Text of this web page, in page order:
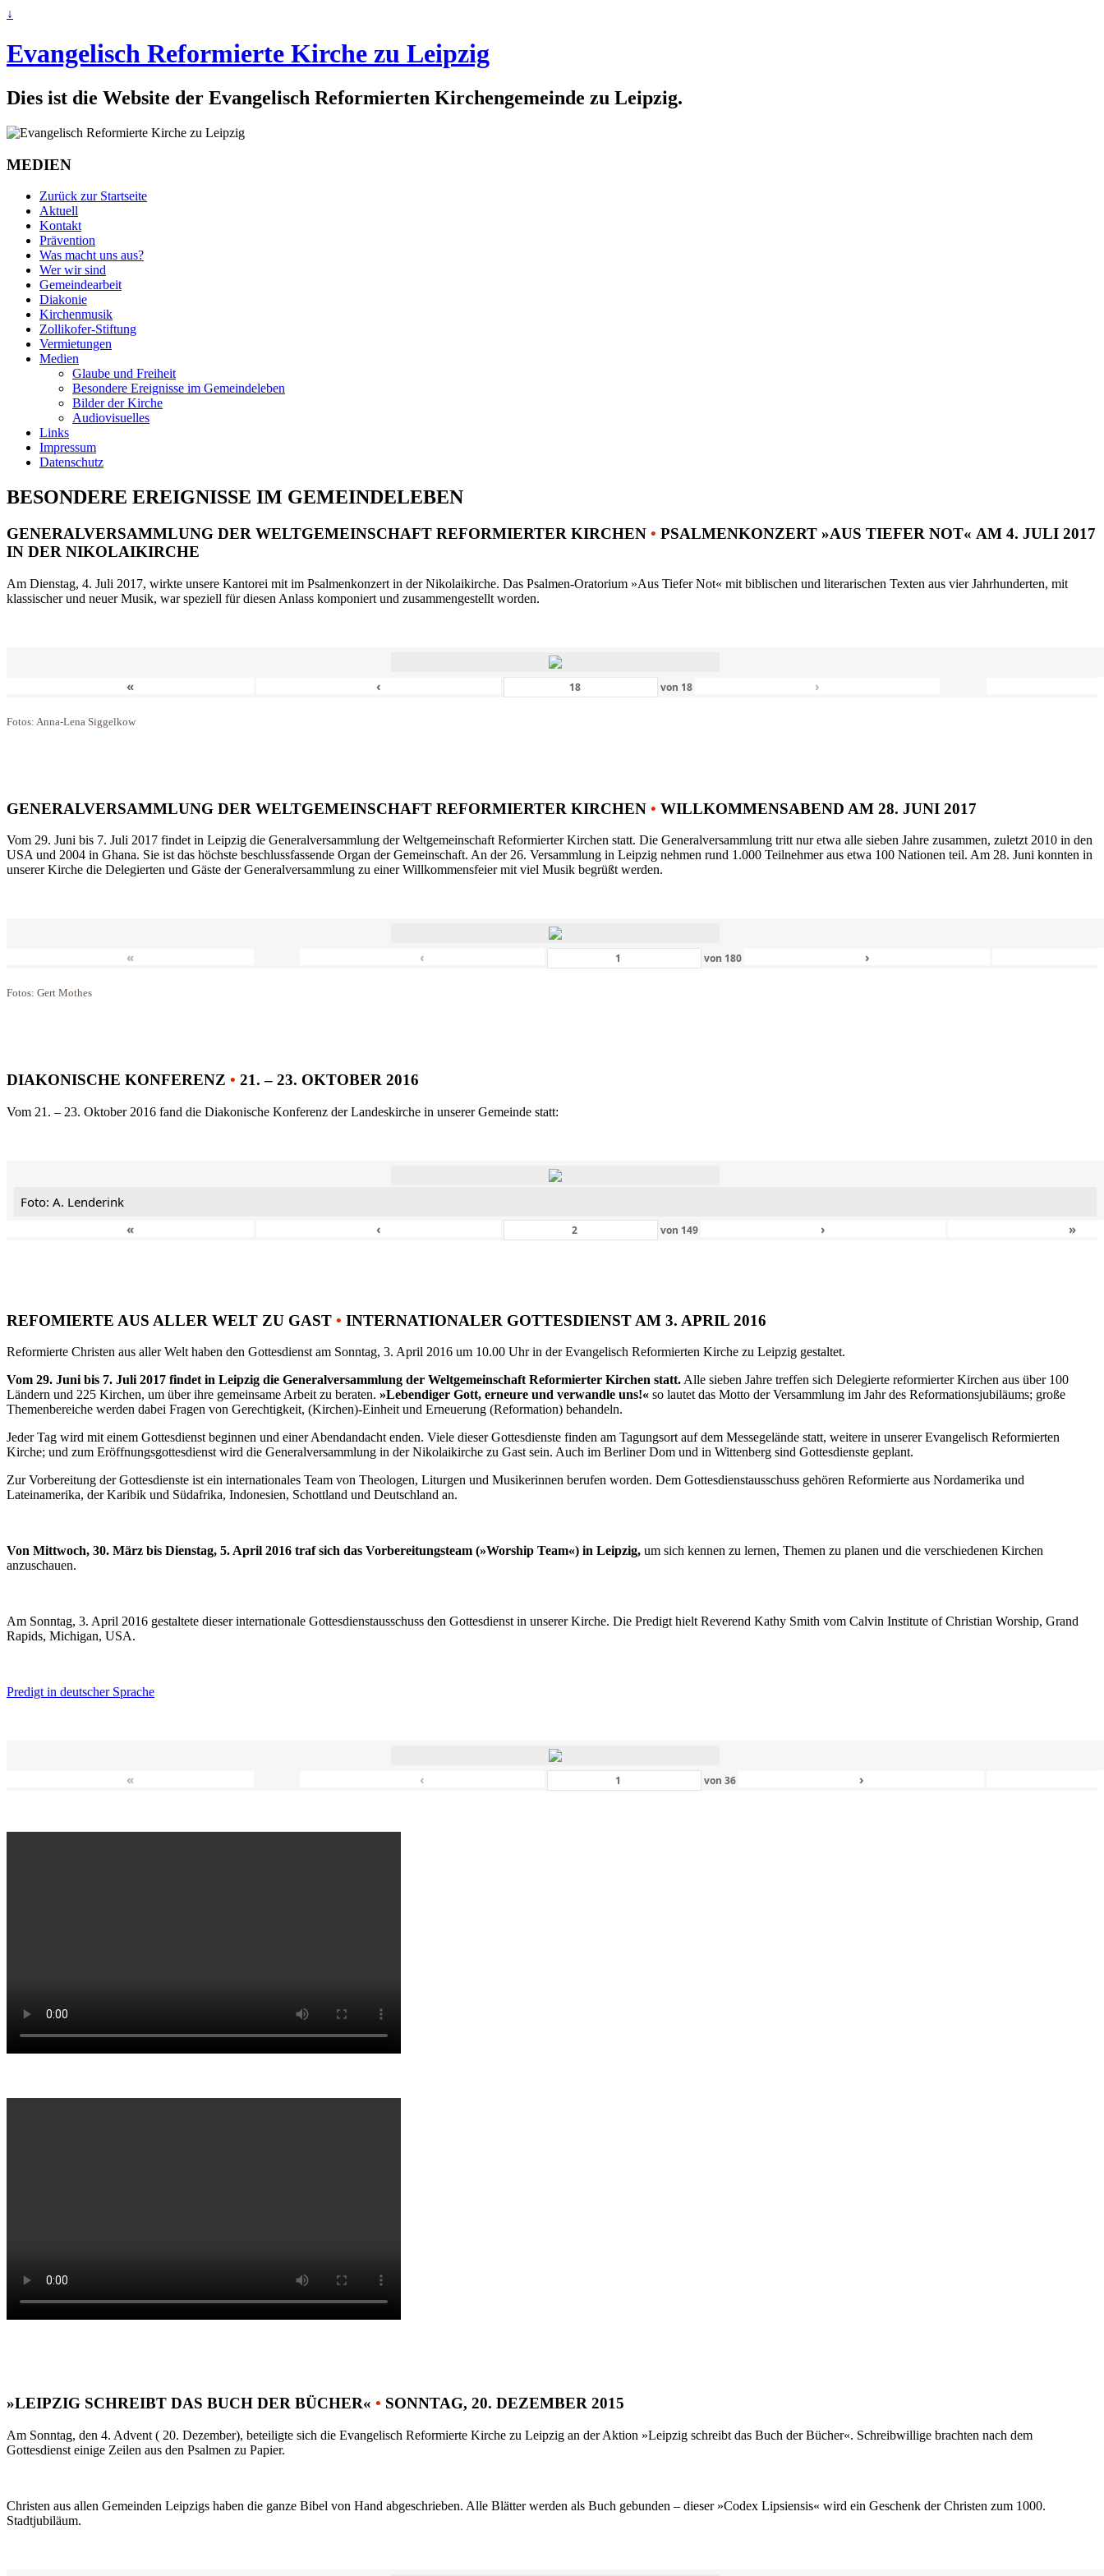
↓
Evangelisch Reformierte Kirche zu Leipzig
Dies ist die Website der Evangelisch Reformierten Kirchengemeinde zu Leipzig.
MEDIEN
Zurück zur Startseite
Aktuell
Kontakt
Prävention
Was macht uns aus?
Wer wir sind
Gemeindearbeit
Diakonie
Kirchenmusik
Zollikofer-Stiftung
Vermietungen
Medien
Glaube und Freiheit
Besondere Ereignisse im Gemeindeleben
Bilder der Kirche
Audiovisuelles
Links
Impressum
Datenschutz
BESONDERE EREIGNISSE IM GEMEINDELEBEN
GENERALVERSAMMLUNG DER WELTGEMEINSCHAFT REFORMIERTER KIRCHEN • PSALMENKONZERT »AUS TIEFER NOT« AM 4. JULI 2017
IN DER NIKOLAIKIRCHE
Am Dienstag, 4. Juli 2017, wirkte unsere Kantorei mit im Psalmenkonzert in der Nikolaikirche. Das Psalmen-Oratorium »Aus Tiefer Not« mit biblischen und literarischen Texten aus vier Jahrhunderten, mit
klassischer und neuer Musik, war speziell für diesen Anlass komponiert und zusammengestellt worden.
« ‹ von 18 ›
Fotos: Anna-Lena Siggelkow
GENERALVERSAMMLUNG DER WELTGEMEINSCHAFT REFORMIERTER KIRCHEN • WILLKOMMENSABEND AM 28. JUNI 2017
Vom 29. Juni bis 7. Juli 2017 findet in Leipzig die Generalversammlung der Weltgemeinschaft Reformierter Kirchen statt. Die Generalversammlung tritt nur etwa alle sieben Jahre zusammen, zuletzt 2010 in den
USA und 2004 in Ghana. Sie ist das höchste beschlussfassende Organ der Gemeinschaft. An der 26. Versammlung in Leipzig nehmen rund 1.000 Teilnehmer aus etwa 100 Nationen teil. Am 28. Juni konnten in
unserer Kirche die Delegierten und Gäste der Generalversammlung zu einer Willkommensfeier mit viel Musik begrüßt werden.
« ‹ von 180 ›
Fotos: Gert Mothes
DIAKONISCHE KONFERENZ • 21. – 23. OKTOBER 2016
Vom 21. – 23. Oktober 2016 fand die Diakonische Konferenz der Landeskirche in unserer Gemeinde statt:
Foto: A. Lenderink
«
‹ von 149 › »
REFOMIERTE AUS ALLER WELT ZU GAST • INTERNATIONALER GOTTESDIENST AM 3. APRIL 2016
Reformierte Christen aus aller Welt haben den Gottesdienst am Sonntag, 3. April 2016 um 10.00 Uhr in der Evangelisch Reformierten Kirche zu Leipzig gestaltet.
Vom 29. Juni bis 7. Juli 2017 findet in Leipzig die Generalversammlung der Weltgemeinschaft Reformierter Kirchen statt.Alle sieben Jahre treffen sich Delegierte reformierter Kirchen aus über 100
Ländern und 225 Kirchen, um über ihre gemeinsame Arbeit zu beraten. »Lebendiger Gott, erneure und verwandle uns!« so lautet das Motto der Versammlung im Jahr des Reformationsjubiläums; große
Themenbereiche werden dabei Fragen von Gerechtigkeit, (Kirchen)-Einheit und Erneuerung (Reformation) behandeln.
Jeder Tag wird mit einem Gottesdienst beginnen und einer Abendandacht enden. Viele dieser Gottesdienste finden am Tagungsort auf dem Messegelände statt, weitere in unserer Evangelisch Reformierten
Kirche; und zum Eröffnungsgottesdienst wird die Generalversammlung in der Nikolaikirche zu Gast sein. Auch im Berliner Dom und in Wittenberg sind Gottesdienste geplant.
Zur Vorbereitung der Gottesdienste ist ein internationales Team von Theologen, Liturgen und Musikerinnen berufen worden. Dem Gottesdienstausschuss gehören Reformierte aus Nordamerika und
Lateinamerika, der Karibik und Südafrika, Indonesien, Schottland und Deutschland an.
Von Mittwoch, 30. März bis Dienstag, 5. April 2016 traf sich das Vorbereitungsteam (»Worship Team«) in Leipzig, um sich kennen zu lernen, Themen zu planen und die verschiedenen Kirchen
anzuschauen.
Am Sonntag, 3. April 2016 gestaltete dieser internationale Gottesdienstausschuss den Gottesdienst in unserer Kirche. Die Predigt hielt Reverend Kathy Smith vom Calvin Institute of Christian Worship, Grand
Rapids, Michigan, USA.
Predigt in deutscher Sprache
« ‹ von36 ›
»LEIPZIG SCHREIBT DAS BUCH DER BÜCHER« • SONNTAG, 20. DEZEMBER 2015
Am Sonntag, den 4. Advent ( 20. Dezember), beteiligte sich die Evangelisch Reformierte Kirche zu Leipzig an der Aktion »Leipzig schreibt das Buch der Bücher«. Schreibwillige brachten nach dem
Gottesdienst einige Zeilen aus den Psalmen zu Papier.
Christen aus allen Gemeinden Leipzigs haben die ganze Bibel von Hand abgeschrieben. Alle Blätter werden als Buch gebunden – dieser »Codex Lipsiensis« wird ein Geschenk der Christen zum 1000.
Stadtjubiläum.